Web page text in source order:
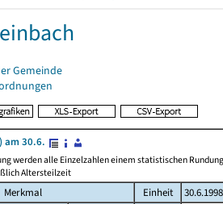
Gemeinde
am 30.6.
werden alle Einzelzahlen einem statistischen
Altersteilzeit
Merkmal Einheit 30.6.1998